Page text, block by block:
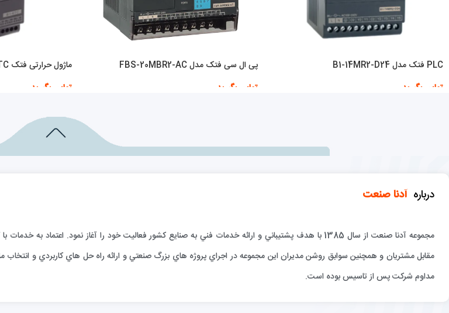
PLC فتک مدل B1-14MR2-D24
تماس بگیرید
پی ال سی فتک مدل FBS-20MBR2-AC
تماس بگیرید
ماژول حرارتی فتک Fatek B1-6TC
تماس بگیرید
درباره آدنا صنعت
مجموعه آدنا صنعت از سال 1385 با هدف پشتيباني و ارائه خدمات فني به صنايع كشور فعاليت خود را آغاز نمود.
مقابل مشتريان و همچنين سوابق روشن مديران اين مجموعه در اجراي پروژه هاي بزرگ صنعتي و ارائه راه حل هاي كاربردي و انتخاب
مداوم شركت پس از تاسيس بوده است.